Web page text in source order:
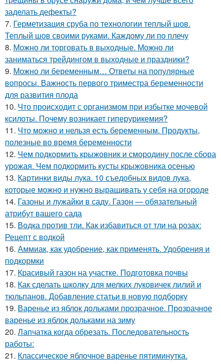
заделать дефекты?
7. Герметизация сруба по технологии теплый шов.
Теплый шов своими руками. Каждому ли по плечу
8. Можно ли торговать в выходные. Можно ли
заниматься трейдингом в выходные и праздники?
9. Можно ли беременным… Ответы на популярные
вопросы. Важность первого триместра беременности
для развития плода
10. Что происходит с организмом при избытке мочевой
ксилоты. Почему возникает гиперурикемия?
11. Что можно и нельзя есть беременным. Продукты,
полезные во время беременности
12. Чем подкормить крыжовник и смородину после сбора
урожая. Чем подкормить кусты крыжовника осенью
13. Картинки виды лука. 10 съедобных видов лука,
которые можно и нужно выращивать у себя на огороде
14. Газоны и лужайки в саду. Газон — обязательный
атрибут вашего сада
15. Водка против тли. Как избавиться от тли на розах:
Рецепт с водкой
16. Аммиак, как удобрение, как применять. Удобрения и
подкормки
17. Красивый газон на участке. Подготовка почвы
18. Как сделать школку для мелких луковичек лилий и
тюльпанов. Добавление статьи в новую подборку
19. Варенье из яблок дольками прозрачное. Прозрачное
варенье из яблок дольками на зиму
20. Лапчатка когда обрезать. Последовательность
работы:
21. Классическое яблочное варенье пятиминутка.